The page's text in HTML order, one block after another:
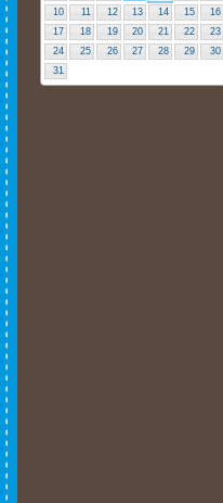
10
11 12 13 14 15
16
17
18 19 20 21 22
23
24
25 26 27 28 29
30
31